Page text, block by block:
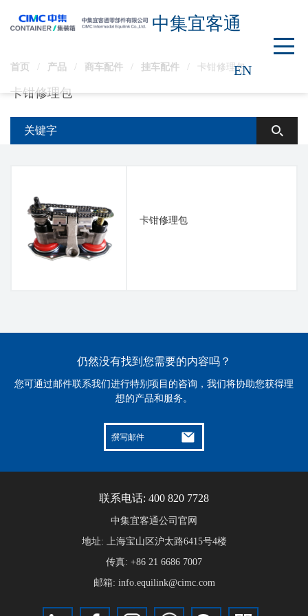
中集宜客通
EN
首页 / 产品 / 商车配件 / 挂车配件 / 卡钳修理包
卡钳修理包
卡钳修理包
仍然没有找到您需要的内容吗？
您可通过邮件联系我们进行特别项目的咨询，我们将协助您获得理
想的产品和服务。
撰写邮件
联系电话: 400 820 7728
中集宜客通公司官网
地址: 上海宝山区沪太路6415号4楼
传真: +86 21 6686 7007
邮箱: info.equilink@cimc.com